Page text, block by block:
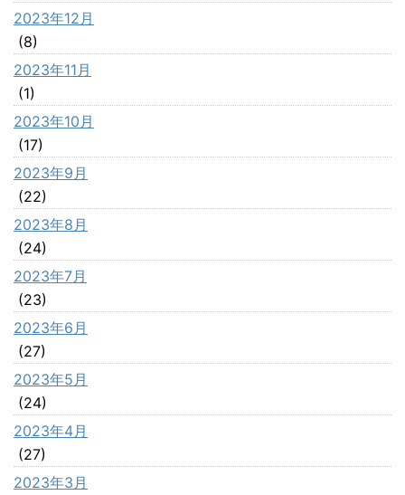
2023年12月
(8)
2023年11月
(1)
2023年10月
(17)
2023年9月
(22)
2023年8月
(24)
2023年7月
(23)
2023年6月
(27)
2023年5月
(24)
2023年4月
(27)
2023年3月